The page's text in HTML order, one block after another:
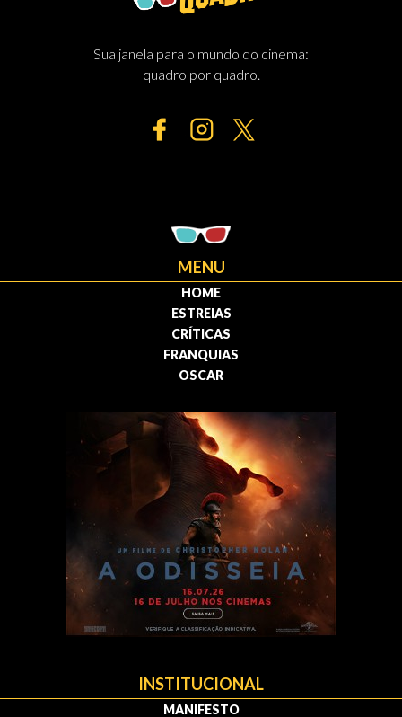
Sua janela para o mundo do cinema:
quadro por quadro.
MENU
HOME
ESTREIAS
CRÍTICAS
FRANQUIAS
OSCAR
INSTITUCIONAL
MANIFESTO